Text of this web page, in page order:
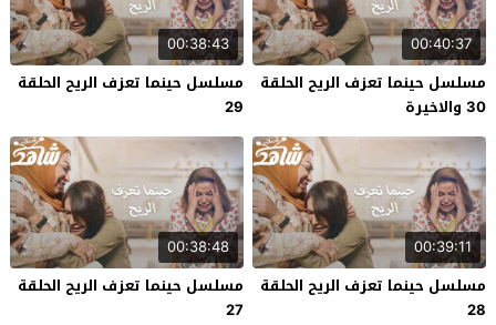
00:40:37
مسلسل حينما تعزف الريح الحلقة
30 والاخيرة
00:38:43
مسلسل حينما تعزف الريح الحلقة
29
00:39:11
مسلسل حينما تعزف الريح الحلقة
28
00:38:48
مسلسل حينما تعزف الريح الحلقة
27